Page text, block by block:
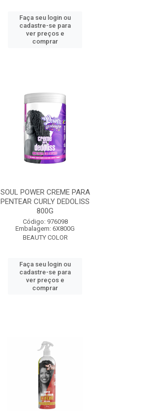
Faça seu login ou
cadastre-se para
ver preços e
comprar
SOUL POWER CREME PARA
PENTEAR CURLY DEDOLISS
800G
Código: 976098
Embalagem: 6X800G
BEAUTY COLOR
Faça seu login ou
cadastre-se para
ver preços e
comprar